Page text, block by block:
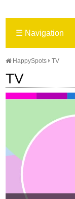
☰ Navigation
HappySpots TV
TV